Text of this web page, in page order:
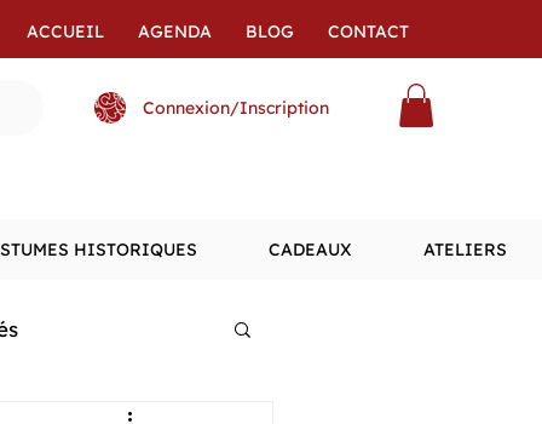
ACCUEIL AGENDA BLOG CONTACT
Connexion/Inscription
HISTORIQUES CADEAUX ATELIERS